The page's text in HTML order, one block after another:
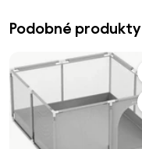
Podobné produkty